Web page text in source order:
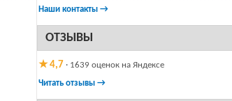
Наши контакты →
ОТЗЫВЫ
★ 4,7 · 1639 оценок на Яндексе
Читать отзывы →